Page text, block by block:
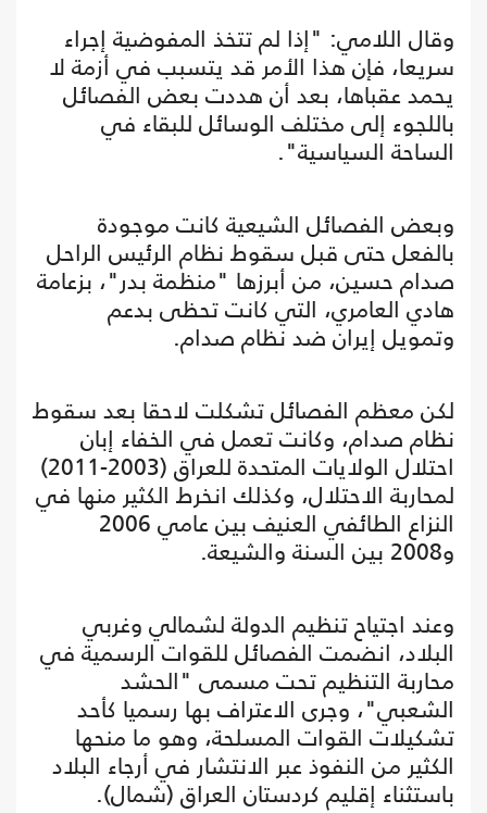
وقال اللامي: "إذا لم تتخذ المفوضية إجراء
سريعا، فإن هذا الأمر قد يتسبب في أزمة لا
يحمد عقباها، بعد أن هددت بعض الفصائل
باللجوء إلى مختلف الوسائل للبقاء في
الساحة السياسية".
وبعض الفصائل الشيعية كانت موجودة
بالفعل حتى قبل سقوط نظام الرئيس الراحل
صدام حسين، من أبرزها "منظمة بدر"، بزعامة
هادي العامري، التي كانت تحظى بدعم
وتمويل إيران ضد نظام صدام.
لكن معظم الفصائل تشكلت لاحقا بعد سقوط
نظام صدام، وكانت تعمل في الخفاء إبان
احتلال الولايات المتحدة للعراق (2003-2011)
لمحاربة الاحتلال، وكذلك انخرط الكثير منها في
النزاع الطائفي العنيف بين عامي 2006
و2008 بين السنة والشيعة.
وعند اجتياح تنظيم الدولة لشمالي وغربي
البلاد، انضمت الفصائل للقوات الرسمية في
محاربة التنظيم تحت مسمى "الحشد
الشعبي"، وجرى الاعتراف بها رسميا كأحد
تشكيلات القوات المسلحة، وهو ما منحها
الكثير من النفوذ عبر الانتشار في أرجاء البلاد
باستثناء إقليم كردستان العراق (شمال).